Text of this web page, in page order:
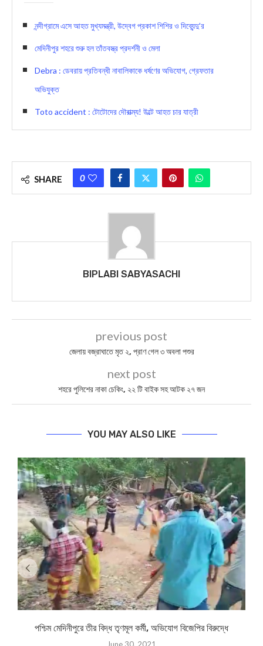
নন্দীগ্রামে এসে আহত মুখ্যমন্ত্রী, উদ্বেগ প্রকাশ শিশির ও দিব্যেন্দু’র
মেদিনীপুর শহরে শুরু হল তাঁতবস্ত্র প্রদর্শনী ও মেলা
Debra : ডেবরায় প্রতিবন্ধী নাবালিকাকে ধর্ষণের অভিযোগ, গ্রেফতার
অভিযুক্ত
Toto accident : টোটোদের দৌরাত্ম্য! উল্টে আহত চার যাত্রী
SHARE 0
BIPLABI SABYASACHI
previous post
জেলায় বজ্রাঘাতে মৃত ২, প্রাণ গেল ৩ অবলা পশুর
next post
শহরে পুলিশের নাকা চেকিং, ২২ টি বাইক সহ আটক ২৭ জন
YOU MAY ALSO LIKE
পশ্চিম মেদিনীপুরে তীর বিদ্ধ তৃণমূল কর্মী, অভিযোগ বিজেপির বিরুদ্ধে